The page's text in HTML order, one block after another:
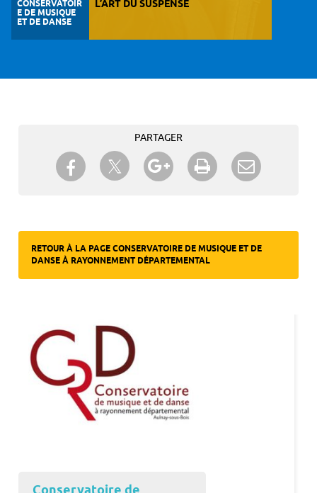
CONSERVATOIR
E DE MUSIQUE
ET DE DANSE
L’ART DU SUSPENSE
PARTAGER
Partager sur Facebook
Partager sur TwitterPartager sur Google+
Imprimer
RETOUR À LA PAGE CONSERVATOIRE DE MUSIQUE ET DE
DANSE À RAYONNEMENT DÉPARTEMENTAL